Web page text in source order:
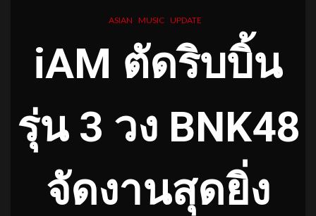
ASIAN MUSIC UPDATE
iAM ตัดริบบิ้น
รุ่น 3 วง BNK48
จัดงานสุดยิ่ง